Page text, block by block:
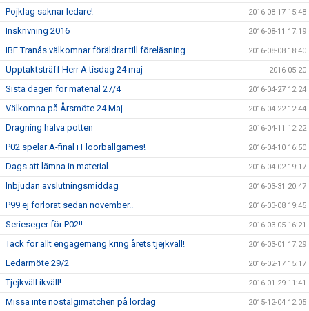
Pojklag saknar ledare! 2016-08-17 15:48
Inskrivning 2016 2016-08-11 17:19
IBF Tranås välkomnar föräldrar till föreläsning 2016-08-08 18:40
Upptaktsträff Herr A tisdag 24 maj 2016-05-20
Sista dagen för material 27/4 2016-04-27 12:24
Välkomna på Årsmöte 24 Maj 2016-04-22 12:44
Dragning halva potten 2016-04-11 12:22
P02 spelar A-final i Floorballgames! 2016-04-10 16:50
Dags att lämna in material 2016-04-02 19:17
Inbjudan avslutningsmiddag 2016-03-31 20:47
P99 ej förlorat sedan november.. 2016-03-08 19:45
Serieseger för P02!! 2016-03-05 16:21
Tack för allt engagemang kring årets tjejkväll! 2016-03-01 17:29
Ledarmöte 29/2 2016-02-17 15:17
Tjejkväll ikväll! 2016-01-29 11:41
Missa inte nostalgimatchen på lördag 2015-12-04 12:05